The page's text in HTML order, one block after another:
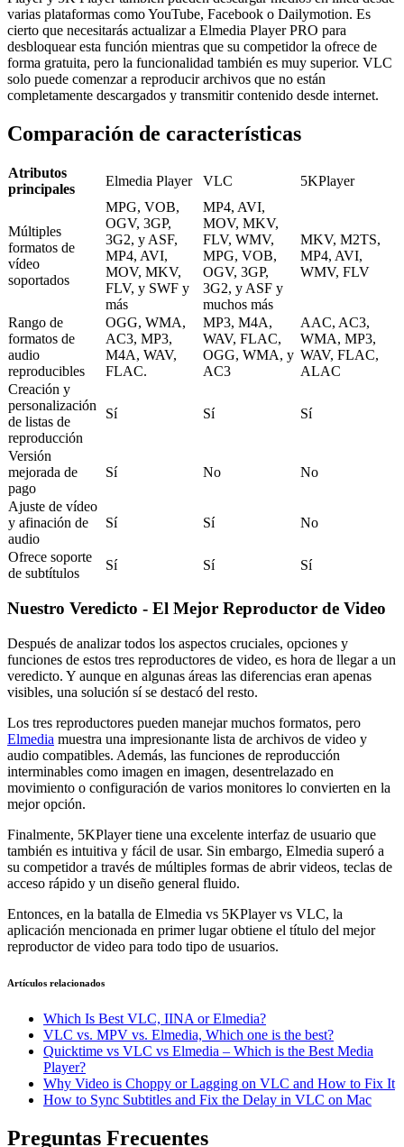
varias plataformas como YouTube, Facebook o Dailymotion. Es
cierto que necesitarás actualizar a Elmedia Player PRO para
desbloquear esta función mientras que su competidor la ofrece de
forma gratuita, pero la funcionalidad también es muy superior. VLC
solo puede comenzar a reproducir archivos que no están
completamente descargados y transmitir contenido desde internet.
Comparación de características
Atributos
principales
Elmedia Player VLC 5KPlayer
Múltiples
formatos de
vídeo
soportados
MPG, VOB,
OGV, 3GP,
3G2, y ASF,
MP4, AVI,
MOV, MKV,
FLV, y SWF y
más
MP4, AVI,
MOV, MKV,
FLV, WMV,
MPG, VOB,
OGV, 3GP,
3G2, y ASF y
muchos más
MKV, M2TS,
MP4, AVI,
WMV, FLV
Rango de
formatos de
audio
reproducibles
OGG, WMA,
AC3, MP3,
M4A, WAV,
FLAC.
MP3, M4A,
WAV, FLAC,
OGG, WMA, y
AC3
AAC, AC3,
WMA, MP3,
WAV, FLAC,
ALAC
Creación y
personalización
de listas de
reproducción
Sí Sí Sí
Versión
mejorada de
pago
Sí No No
Ajuste de vídeo
y afinación de
audio
Sí Sí No
Ofrece soporte
de subtítulos
Sí Sí Sí
Nuestro Veredicto - El Mejor Reproductor de Video
Después de analizar todos los aspectos cruciales, opciones y
funciones de estos tres reproductores de video, es hora de llegar a un
veredicto. Y aunque en algunas áreas las diferencias eran apenas
visibles, una solución sí se destacó del resto.
Los tres reproductores pueden manejar muchos formatos, pero
Elmedia muestra una impresionante lista de archivos de video y
audio compatibles. Además, las funciones de reproducción
interminables como imagen en imagen, desentrelazado en
movimiento o configuración de varios monitores lo convierten en la
mejor opción.
Finalmente, 5KPlayer tiene una excelente interfaz de usuario que
también es intuitiva y fácil de usar. Sin embargo, Elmedia superó a
su competidor a través de múltiples formas de abrir videos, teclas de
acceso rápido y un diseño general fluido.
Entonces, en la batalla de Elmedia vs 5KPlayer vs VLC, la
aplicación mencionada en primer lugar obtiene el título del mejor
reproductor de video para todo tipo de usuarios.
Artículos relacionados
Which Is Best VLC, IINA or Elmedia?
VLC vs. MPV vs. Elmedia, Which one is the best?
Quicktime vs VLC vs Elmedia – Which is the Best Media
Player?
Why Video is Choppy or Lagging on VLC and How to Fix It
How to Sync Subtitles and Fix the Delay in VLC on Mac
Preguntas Frecuentes